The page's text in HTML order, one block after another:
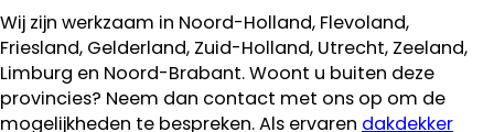
vooral de
nette manier
van werken
opviel, alle
afval werd
Wij zijn werkzaam in Noord-Holland, Flevoland,
Friesland, Gelderland, Zuid-Holland, Utrecht, Zeeland,
Limburg en Noord-Brabant. Woont u buiten deze
provincies? Neem dan contact met ons op om de
mogelijkheden te bespreken. Als ervaren dakdekker